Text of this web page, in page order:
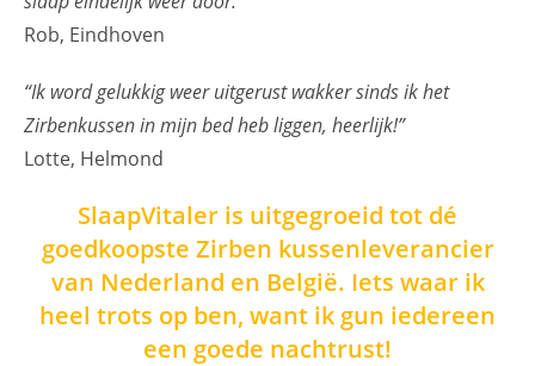
Rob, Eindhoven
“Ik word gelukkig weer uitgerust wakker sinds ik het
Zirbenkussen in mijn bed heb liggen, heerlijk!”
Lotte, Helmond
SlaapVitaler is uitgegroeid tot dé
goedkoopste Zirben kussenleverancier
van Nederland en België. Iets waar ik
heel trots op ben, want ik gun iedereen
een goede nachtrust!